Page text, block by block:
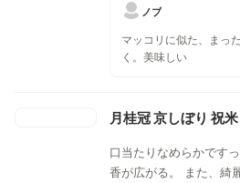
ノブ
マッコリに似た、まっ
く。美味しい
月桂冠 京しぼり 祝
口当たりなめらかです
香が広がる。 また、綺